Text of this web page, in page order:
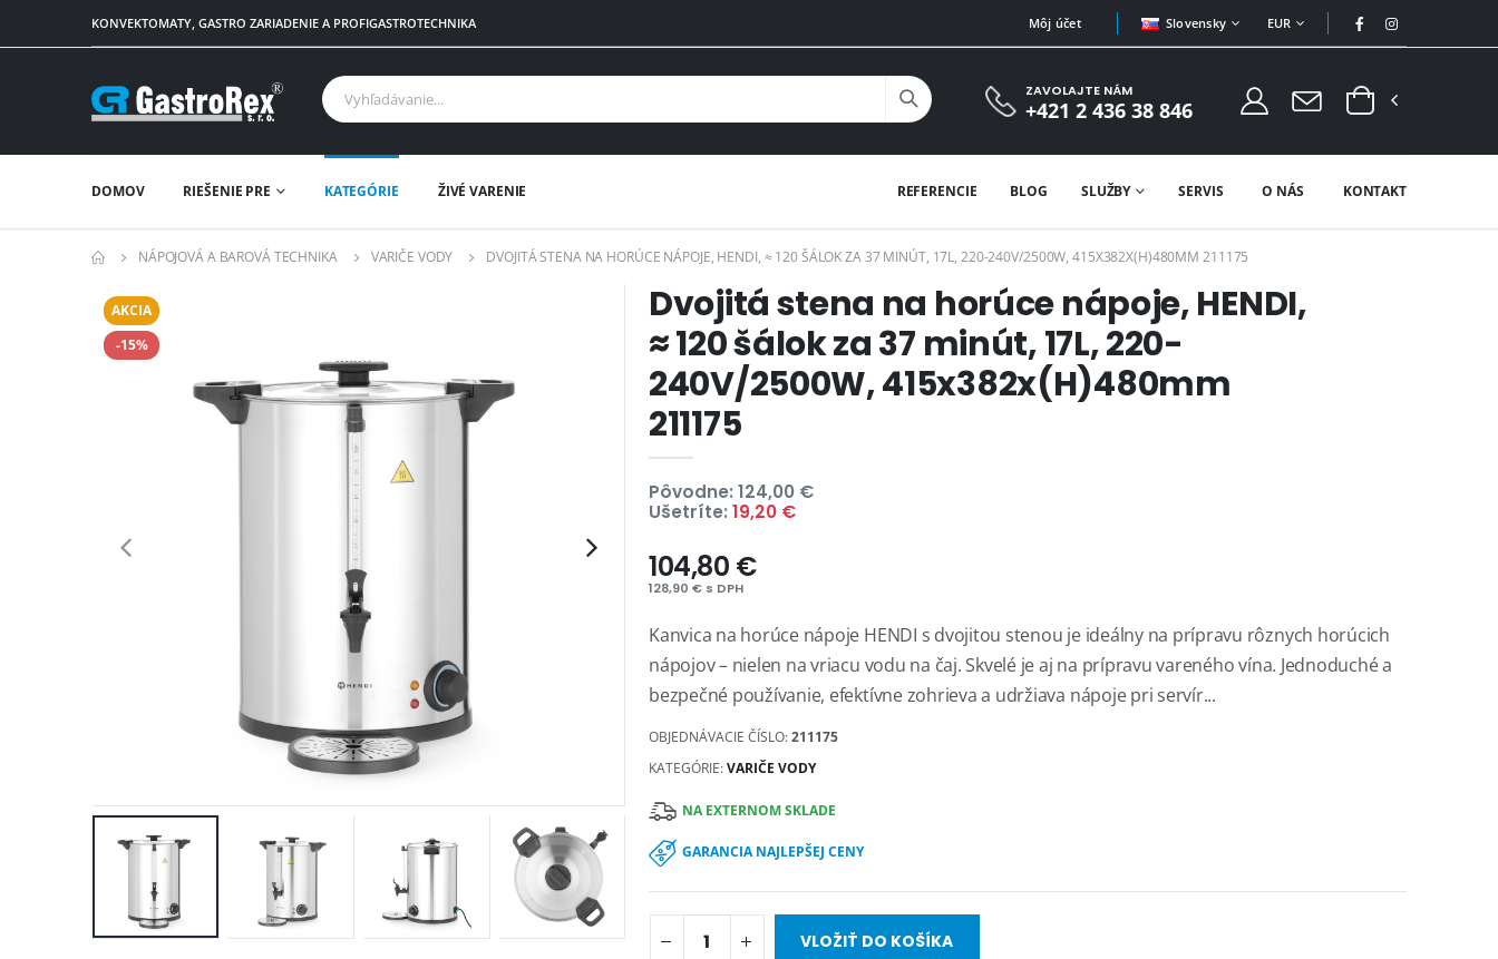
KONVEKTOMATY, GASTRO ZARIADENIE A PROFIGASTROTECHNIKA Môj účet Slovensky EUR
ZAVOLAJTE NÁM
+421 2 436 38 846
DOMOV RIEŠENIE PRE KATEGÓRIE ŽIVÉ VARENIE KONTAKT
O NÁS
SERVIS
SLUŽBY
BLOG
REFERENCIE
NÁPOJOVÁ A BAROVÁ TECHNIKA VARIČE VODY DVOJITÁ STENA NA HORÚCE NÁPOJE, HENDI, ≈ 120 ŠÁLOK ZA 37 MINÚT, 17L, 220-240V/2500W, 415X382X(H)480MM 211175
AKCIA
-15%
Dvojitá stena na horúce nápoje, HENDI,
≈ 120 šálok za 37 minút, 17L, 220-
240V/2500W, 415x382x(H)480mm
211175
Pôvodne: 124,00 €
Ušetríte:19,20 €
104,80 €
128,90 € s DPH
Kanvica na horúce nápoje HENDI s dvojitou stenou je ideálny na prípravu rôznych horúcich
nápojov – nielen na vriacu vodu na čaj. Skvelé je aj na prípravu vareného vína. Jednoduché a
bezpečné používanie, efektívne zohrieva a udržiava nápoje pri servír...
OBJEDNÁVACIE ČÍSLO:211175
KATEGÓRIE:VARIČE VODY
NA EXTERNOM SKLADE
GARANCIA NAJLEPŠEJ CENY
VLOŽIŤ DO KOŠÍKA